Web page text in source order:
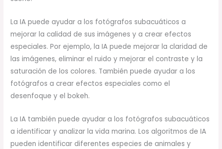
La IA puede ayudar a los fotógrafos subacuáticos a
mejorar la calidad de sus imágenes y a crear efectos
especiales. Por ejemplo, la IA puede mejorar la claridad de
las imágenes, eliminar el ruido y mejorar el contraste y la
saturación de los colores. También puede ayudar a los
fotógrafos a crear efectos especiales como el
desenfoque y el bokeh.
La IA también puede ayudar a los fotógrafos subacuáticos
a identificar y analizar la vida marina. Los algoritmos de IA
pueden identificar diferentes especies de animales y